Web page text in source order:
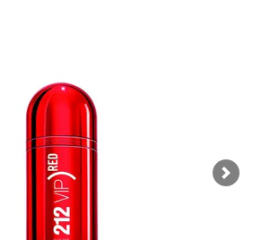
Next